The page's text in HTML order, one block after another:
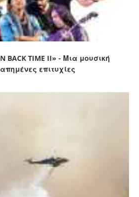
BACK TIME II» - Μια μουσική
επιτυχίες